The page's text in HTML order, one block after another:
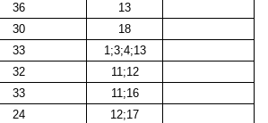
36
13
30
18
33
1;3;4;13
32
11;12
33
11;16
24
12;17